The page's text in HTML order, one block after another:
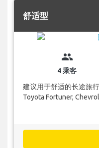
舒适型
group
4 乘客
建议用于舒适的长途旅
Toyota Fortuner,